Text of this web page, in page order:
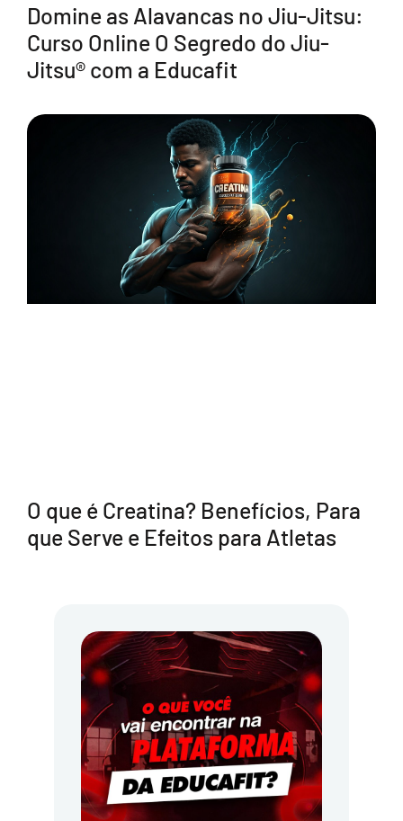
Domine as Alavancas no Jiu-Jitsu:
Curso Online O Segredo do Jiu-
Jitsu® com a Educafit
O que é Creatina? Benefícios, Para
que Serve e Efeitos para Atletas